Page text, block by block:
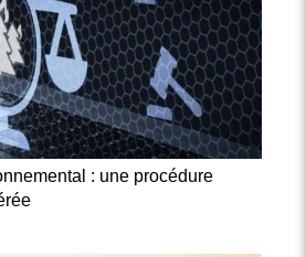
: une procédure